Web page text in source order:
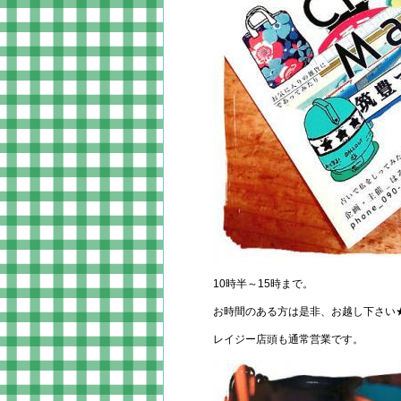
10時半～15時まで。
お時間のある方は是非、お越し下さ
レイジー店頭も通常営業です。